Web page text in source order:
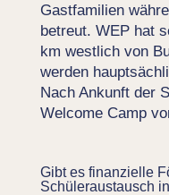
Gastfamilien
betreut. WEP hat
km westlich von
werden
Nach Ankunft der
Welcome Camp
Gibt es finanzielle
Schüleraustausch